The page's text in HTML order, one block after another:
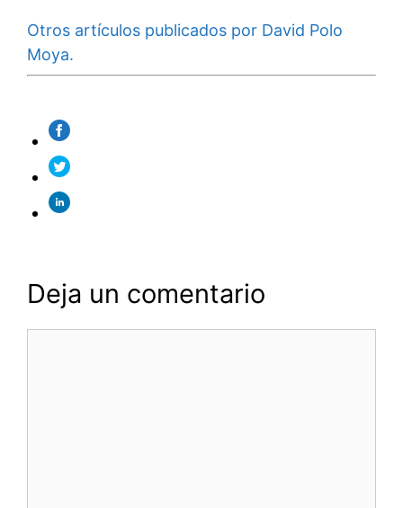
Otros artículos publicados por David Polo
Moya.
Deja un comentario